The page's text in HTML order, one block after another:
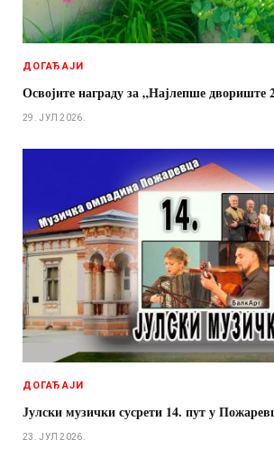
ДОГАЂАЈИ
Освојите награду за „Најлепше двориште
29. ЈУЛ 2026.
ДОГАЂАЈИ
Јулски музички сусрети 14. пут у
23. ЈУЛ 2026.